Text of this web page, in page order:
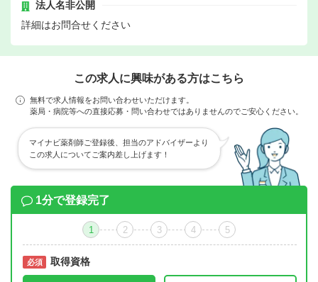
法人名非公開
詳細はお問合せください
この求人に興味がある方はこちら
無料で求人情報をお問い合わせいただけます。
薬局・病院等への直接応募・問い合わせではありませんのでご安心ください。
マイナビ薬剤師ご登録後、担当のアドバイザーより
この求人についてご案内差し上げます！
1分で登録完了
1 2 3 4 5
必須 取得資格